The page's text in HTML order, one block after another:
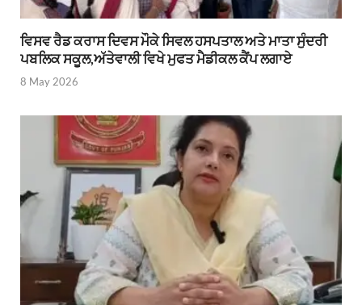
ਵਿਸਵ ਰੈਡ ਕਰਾਸ ਦਿਵਸ ਮੌਕੇ ਸਿਵਲ ਹਸਪਤਾਲ ਅਤੇ ਮਾਤਾ ਸੁੰਦਰੀ
ਪਬਲਿਕ ਸਕੂਲ,ਅੱਤੇਵਾਲੀ ਵਿਖੇ ਮੁਫਤ ਮੈਡੀਕਲ ਕੈਂਪ ਲਗਾਏ
8 May 2026